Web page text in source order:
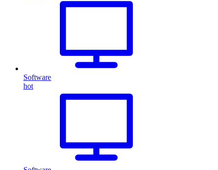
Software
hot